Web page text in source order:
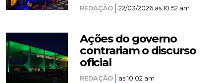
REDAÇÃO 22/03/2026 as 10:52 am
Ações do governo
contrariam o discurso
oficial
REDAÇÃO as 10:02 am